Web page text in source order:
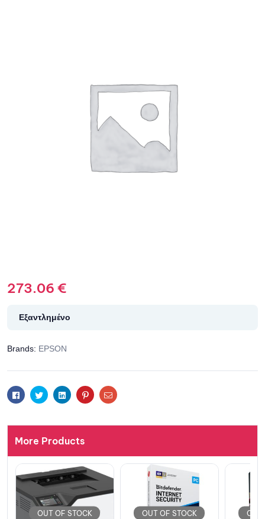
273.06 €
Εξαντλημένο
Brands: EPSON
FacebookTwitterLinkedinPinterestEmail
More Products
OUT OF STOCK OUT OF STOCK